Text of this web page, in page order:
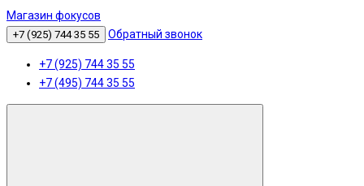
Магазин фокусов
+7 (925) 744 35 55 Обратный звонок
+7 (925) 744 35 55
+7 (495) 744 35 55